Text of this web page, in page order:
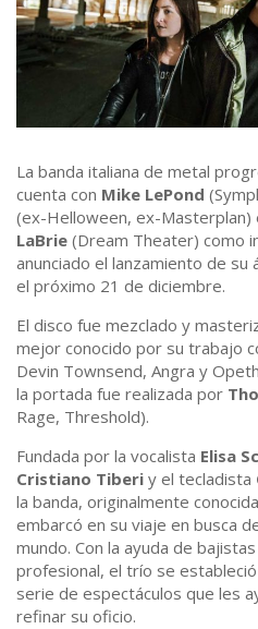
La banda italiana de metal
cuenta con Mike LePond
(ex-Helloween, ex-Masterplan)
LaBrie (Dream Theater) como
anunciado el lanzamiento de su
el próximo 21 de diciembre.
El disco fue mezclado y
mejor conocido por su trabajo
Devin Townsend, Angra y
la portada fue realizada por
Rage, Threshold).
Fundada por la vocalista Elisa
Cristiano Tiberi y el tecladista
la banda, originalmente
embarcó en su viaje en busca
mundo. Con la ayuda de
profesional, el trío se estableció
serie de espectáculos que les
refinar su oficio.